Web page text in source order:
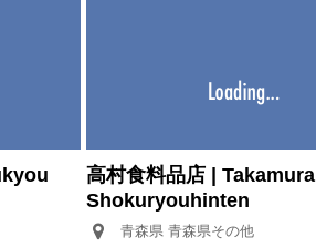
高村食料品店 | Takamura
Shokuryouhinten
青森県 青森県その他